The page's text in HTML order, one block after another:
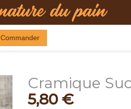
Commander
Cramique
5,80 €